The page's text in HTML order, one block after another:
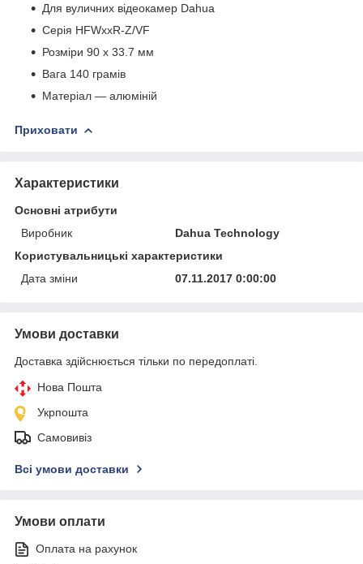
Для вуличних відеокамер Dahua
Серія HFWxxR-Z/VF
Розміри 90 х 33.7 мм
Вага 140 грамів
Матеріал — алюміній
Приховати
Характеристики
Основні атрибути
Виробник
Dahua Technology
Користувальницькі характеристики
Дата зміни
07.11.2017 0:00:00
Умови доставки
Доставка здійснюється тільки по передоплаті.
Нова Пошта
Укрпошта
Самовивіз
Всі умови доставки
Умови оплати
Оплата на рахунок